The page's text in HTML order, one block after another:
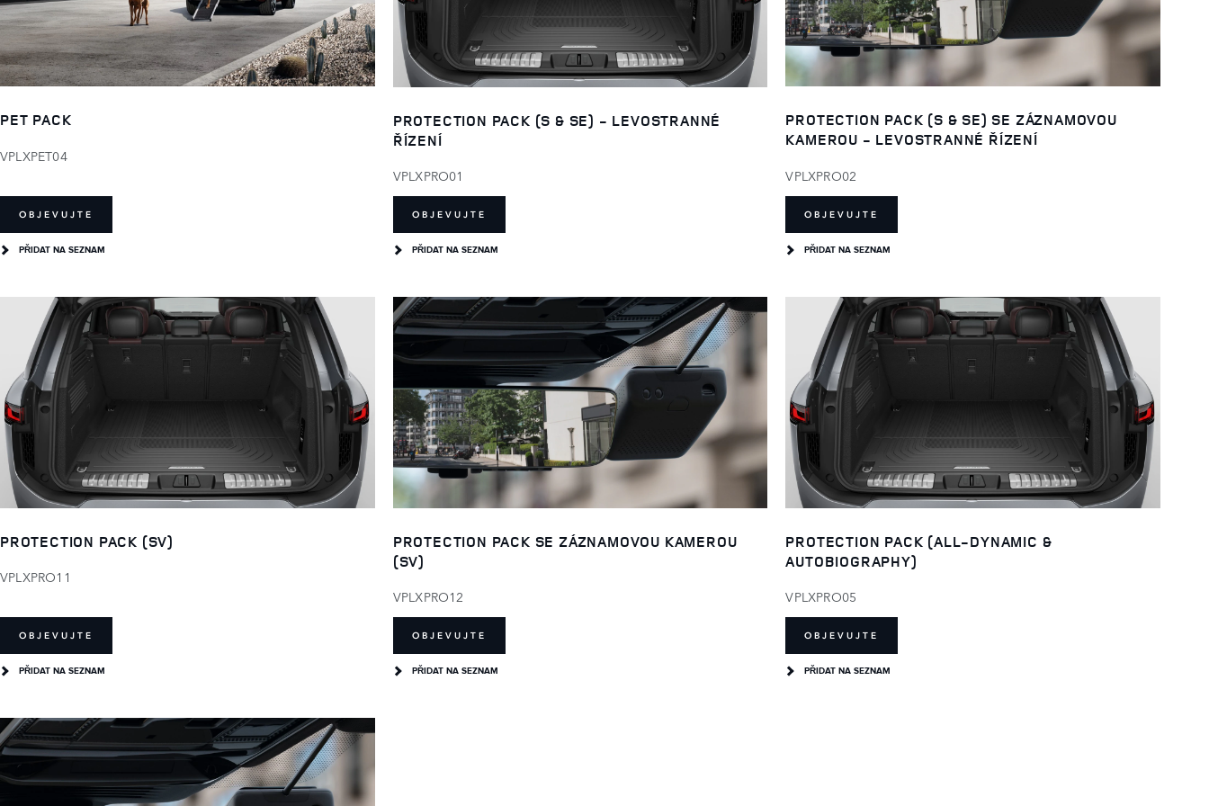
PET PACK
VPLXPET04
OBJEVUJTE
PŘIDAT NA SEZNAM
PROTECTION PACK (S & SE) - LEVOSTRANNÉ
ŘÍZENÍ
VPLXPRO01
OBJEVUJTE
PŘIDAT NA SEZNAM
PROTECTION PACK (S & SE) SE ZÁZNAMOVOU
KAMEROU - LEVOSTRANNÉ ŘÍZENÍ
VPLXPRO02
OBJEVUJTE
PŘIDAT NA SEZNAM
PROTECTION PACK (SV)
VPLXPRO11
OBJEVUJTE
PŘIDAT NA SEZNAM
PROTECTION PACK SE ZÁZNAMOVOU KAMEROU
(SV)
VPLXPRO12
OBJEVUJTE
PŘIDAT NA SEZNAM
PROTECTION PACK (ALL-DYNAMIC &
AUTOBIOGRAPHY)
VPLXPRO05
OBJEVUJTE
PŘIDAT NA SEZNAM